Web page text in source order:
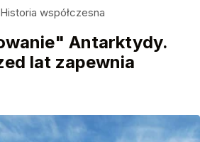
Historia współczesna
Antarktydy.
lat zapewnia